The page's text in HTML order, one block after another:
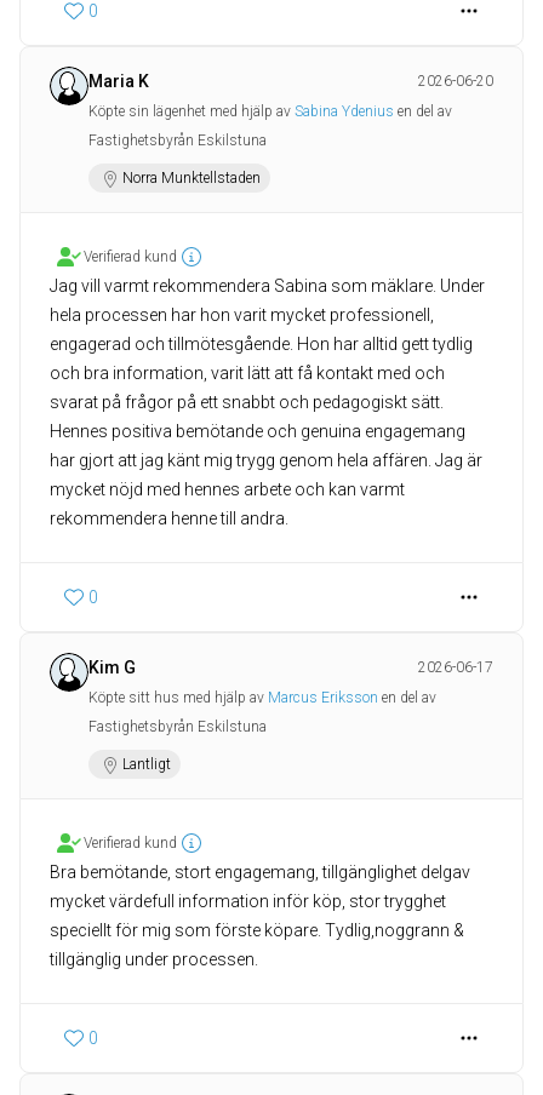
0
Maria K
2026-06-20
Köpte sin lägenhet med hjälp av Sabina Ydenius en del av
Fastighetsbyrån Eskilstuna
Norra Munktellstaden
Verifierad kund
Jag vill varmt rekommendera Sabina som mäklare. Under
hela processen har hon varit mycket professionell,
engagerad och tillmötesgående. Hon har alltid gett tydlig
och bra information, varit lätt att få kontakt med och
svarat på frågor på ett snabbt och pedagogiskt sätt.
Hennes positiva bemötande och genuina engagemang
har gjort att jag känt mig trygg genom hela affären. Jag är
mycket nöjd med hennes arbete och kan varmt
rekommendera henne till andra.
0
Kim G
2026-06-17
Köpte sitt hus med hjälp av Marcus Eriksson en del av
Fastighetsbyrån Eskilstuna
Lantligt
Verifierad kund
Bra bemötande, stort engagemang, tillgänglighet delgav
mycket värdefull information inför köp, stor trygghet
speciellt för mig som förste köpare. Tydlig,noggrann &
0